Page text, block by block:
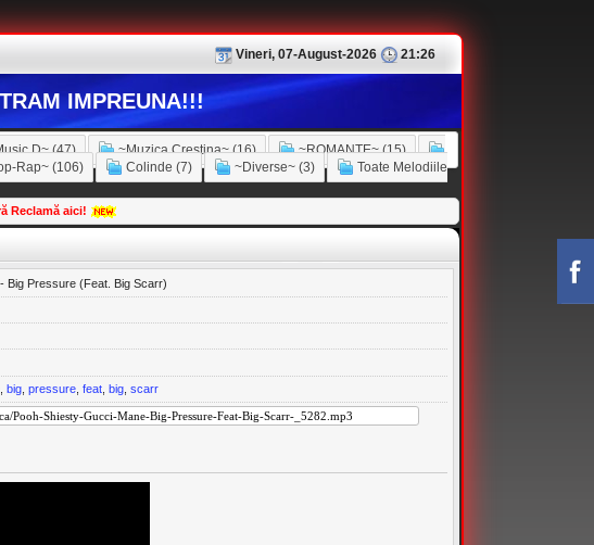
Vineri, 07-August-2026 21:26
IMPREUNA!!!
D~ (47) ~Muzica Crestina~ (16)
~ROMANTE~ (15)
Rap~ (106) Colinde (7) ~Diverse~ (3)
Toate Melodiile
Reclamă aici!
Big Pressure (Feat. Big Scarr)
big pressure feat big scarr